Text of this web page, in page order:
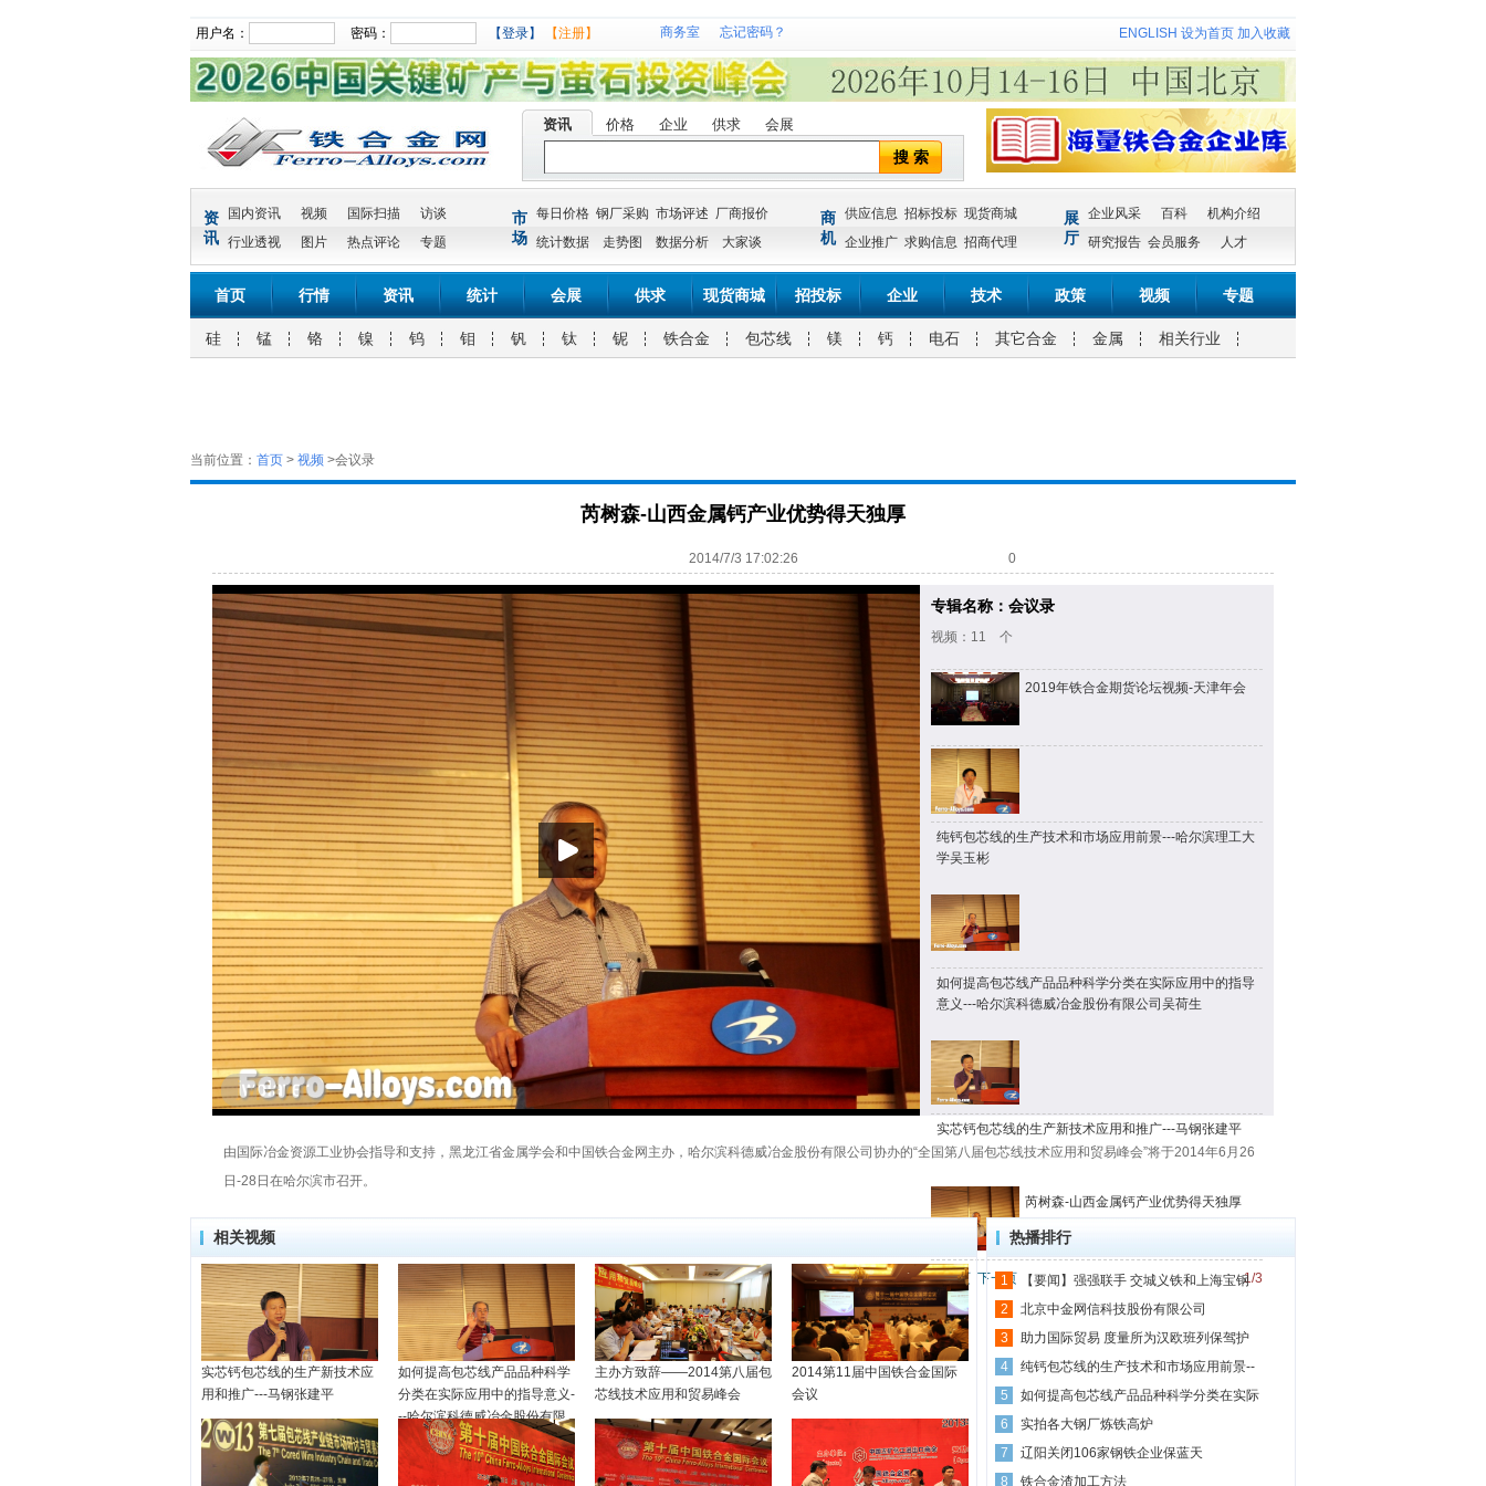
用户名： 密码： 【登录】 【注册】 商务室 忘记密码？ ENGLISH 设为首页 加入收藏
资讯 价格 企业 供求 会展
搜 索
资
讯
国内资讯 视频 国际扫描
访谈
行业透视
图片 热点评论 专题
市
场
每日价格 钢厂采购 市场评述 厂商报价
统计数据
走势图 数据分析 大家谈
商
机
供应信息 招标投标 现货商城
企业推广 求购信息 招商代理
展
厅
企业风采 百科
机构介绍
研究报告 会员服务 人才
首页 行情 资讯 统计 会展 供求 现货商城 招投标 企业 技术 政策 视频 专题
硅 锰 铬 镍 钨 钼 钒 钛 铌 铁合金 包芯线 镁 钙 电石 其它合金 金属 相关行业
当前位置： 首页 > 视频 >会议录
芮树森-山西金属钙产业优势得天独厚
2014/7/3 17:02:26 0
专辑名称：会议录
视频：11 个
2019年铁合金期货论坛视频-天津年会
纯钙包芯线的生产技术和市场应用前景---哈尔滨理工大
学吴玉彬
如何提高包芯线产品品种科学分类在实际应用中的指导
意义---哈尔滨科德威冶金股份有限公司吴荷生
实芯钙包芯线的生产新技术应用和推广---马钢张建平
芮树森-山西金属钙产业优势得天独厚
上一页 下一页 1/3
由国际冶金资源工业协会指导和支持，黑龙江省金属学会和中国铁合金网主办，哈尔滨科德威冶金股份有限公司协办的“全国第八届包芯线技术应用和贸易峰会”将于2014年6月26
日-28日在哈尔滨市召开。
相关视频
实芯钙包芯线的生产新技术应
用和推广---马钢张建平
如何提高包芯线产品品种科学
分类在实际应用中的指导意义-
--哈尔滨科德威冶金股份有限
公司吴荷生
主办方致辞——2014第八届包
芯线技术应用和贸易峰会
2014第11届中国铁合金国际
会议
热播排行
1
【要闻】强强联手 交城义铁和上海宝钢
2
北京中金网信科技股份有限公司
3
助力国际贸易 度量所为汉欧班列保驾护
4
纯钙包芯线的生产技术和市场应用前景--
5
如何提高包芯线产品品种科学分类在实际
6
实拍各大钢厂炼铁高炉
7
辽阳关闭106家钢铁企业保蓝天
8
铁合金渣加工方法